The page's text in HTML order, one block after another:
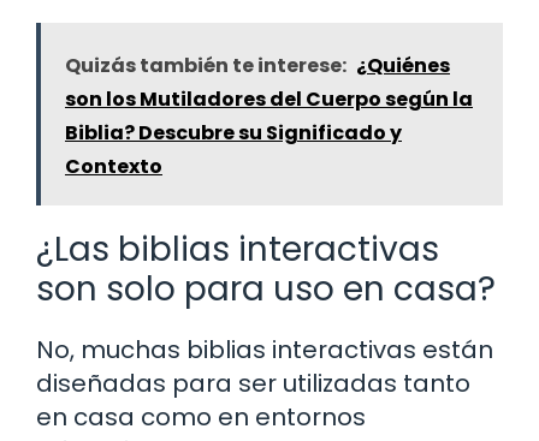
Quizás también te interese: ¿Quiénes
son los Mutiladores del Cuerpo según la
Biblia? Descubre su Significado y
Contexto
¿Las biblias interactivas
son solo para uso en casa?
No, muchas biblias interactivas están
diseñadas para ser utilizadas tanto
en casa como en entornos